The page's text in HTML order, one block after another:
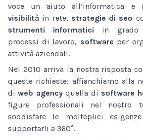
voce un aiuto all’informatica e
visibilità in rete, strategie di seo
strumenti informatici in grado
processi di lavoro, software per
attività aziendali.
Nel 2010 arriva la nostra risposta
queste richieste: affianchiamo alla
diweb agencyquella di software
figure professionali nel nostro
soddisfare le molteplici
supportarli a 360°.